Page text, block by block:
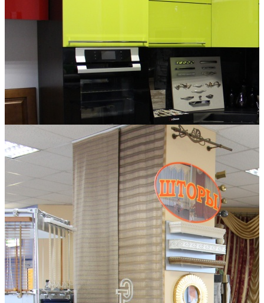
Кухонная и корпусная мебель ИП Воронов А. Б.
Производство и продажа кухонной и корпусной мебели
Кухни Майя